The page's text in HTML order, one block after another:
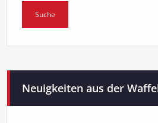
Neuigkeiten aus der